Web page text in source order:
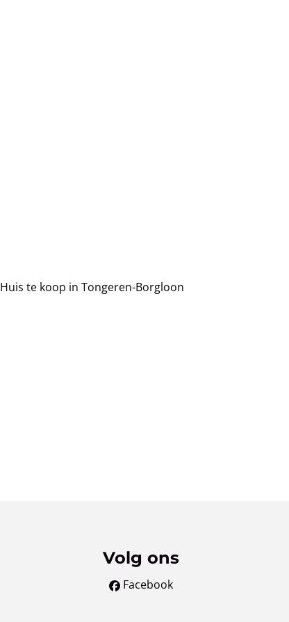
Huis te koop in Tongeren-Borgloon
Volg ons
Facebook